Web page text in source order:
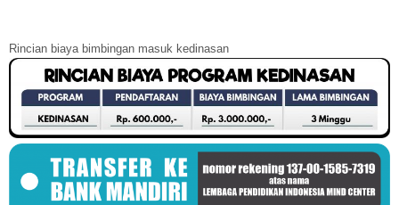
Rincian biaya bimbingan masuk kedinasan